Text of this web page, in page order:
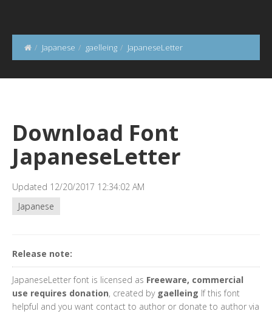
Japanese gaelleing JapaneseLetter
Download Font
JapaneseLetter
Updated 12/20/2017 12:34:02 AM
Japanese
Release note:
JapaneseLetter font is licensed as Freeware, commercial
use requires donation, created by gaelleing If this font
helpful and you want contact to author or donate to author via